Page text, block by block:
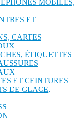
MOBILES,
ET
CARTES
ÉTIQUETTES
ET CEINTURES
DE GLACE,